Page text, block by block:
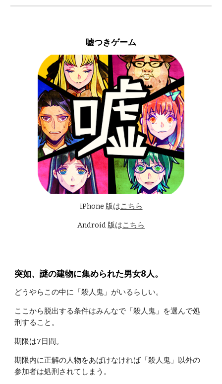
嘘つきゲーム
iPhone 版はこちら
Android 版はこちら
突如、謎の建物に集められた男女8人。
どうやらこの中に「殺人鬼」がいるらしい。
ここから脱出する条件はみんなで「殺人鬼」を選んで処
刑すること。
期限は7日間。
期限内に正解の人物をあばけなければ「殺人鬼」以外の
参加者は処刑されてしまう。